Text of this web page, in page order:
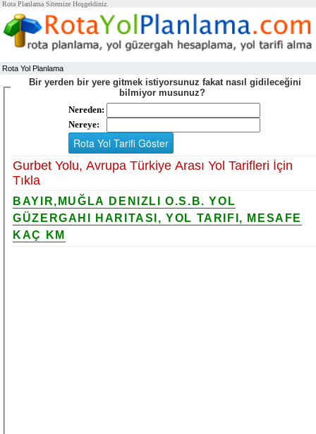
Rota Planlama Sitemize Hoşgeldiniz.
Rota Yol Planlama
Bir yerden bir yere gitmek istiyorsunuz fakat nasıl gidileceğini
bilmiyor musunuz?
Nereden:
Nereye:
Gurbet Yolu, Avrupa Türkiye Arası Yol Tarifleri İçin
Tıkla
BAYIR,MUĞLA DENIZLI O.S.B. YOL
GÜZERGAHI HARITASI, YOL TARIFI, MESAFE
KAÇ KM